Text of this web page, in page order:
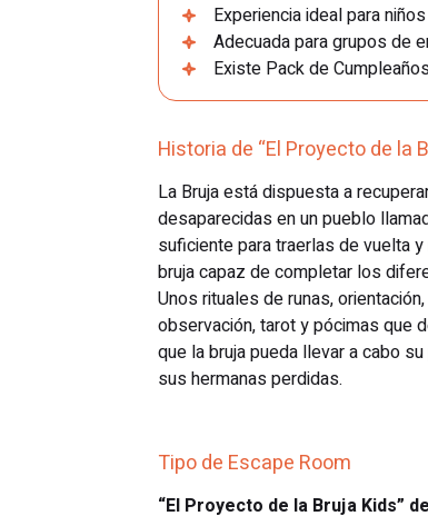
Experiencia ideal para
Adecuada para grupos de
Existe Pack de
Historia de “El Proyecto de la
La Bruja está dispuesta a
desaparecidas en un pueblo
suficiente para traerlas de vuelta
bruja capaz de completar los
Unos rituales de runas,
observación, tarot y pócimas que
que la bruja pueda llevar a cabo
sus hermanas perdidas.
Tipo de Escape Room
“El Proyecto de la Bruja Kids”